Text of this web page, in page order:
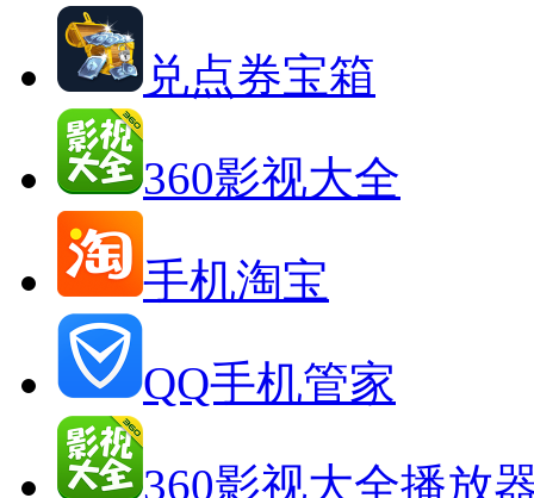
兑点券宝箱
360影视大全
手机淘宝
QQ手机管家
360影视大全播放